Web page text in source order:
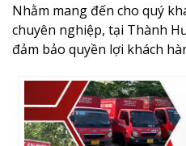
Nhằm mang đến cho quý
chuyên nghiệp, tại Thành
đảm bảo quyền lợi khách